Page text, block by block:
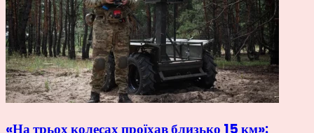
«На трьох колесах проїхав близько 15 км»: